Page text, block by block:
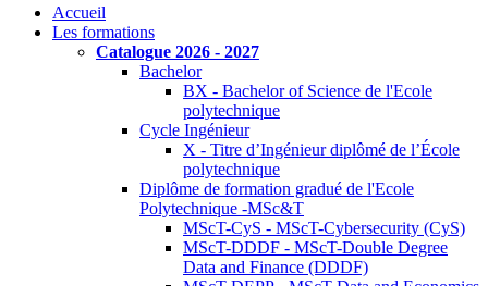
Accueil
Les formations
Catalogue 2026 - 2027
Bachelor
BX - Bachelor of Science de l'Ecole
polytechnique
Cycle Ingénieur
X - Titre d’Ingénieur diplômé de l’École
polytechnique
Diplôme de formation gradué de l'Ecole
Polytechnique -MSc&T
MScT-CyS - MScT-Cybersecurity (CyS)
MScT-DDDF - MScT-Double Degree
Data and Finance (DDDF)